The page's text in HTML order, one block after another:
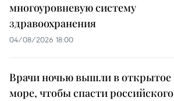
многоуровневую систему
здравоохранения
04/08/2026 18:00
Врачи ночью вышли в открытое
море, чтобы спасти российского